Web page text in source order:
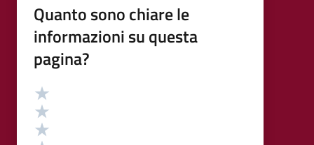
Quanto sono chiare le
informazioni su questa
pagina?
Valutazione